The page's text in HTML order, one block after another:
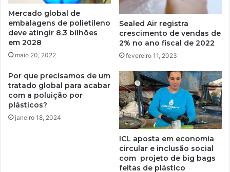
Mercado global de
embalagens de polietileno
deve atingir 8.3 bilhões
em 2028
maio 20, 2022
Sealed Air registra
crescimento de vendas de
2% no ano fiscal de 2022
fevereiro 11, 2023
Por que precisamos de um
tratado global para acabar
com a poluição por
plásticos?
janeiro 18, 2024
ICL aposta em economia
circular e inclusão social
com projeto de big bags
feitas de plástico